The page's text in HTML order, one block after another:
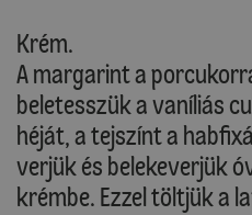
Krém.
A margarint a
beletesszük a vaníliás
héját, a tejszínt a
verjük és belekeverjük
krémbe. Ezzel töltjük a